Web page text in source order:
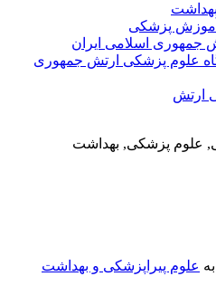
پزشکی
اسلامی ایران
علوم پزشکی ارتش جمهوری
علوم پزشکی, بهداشت
علوم پیراپزشکی و بهداشت